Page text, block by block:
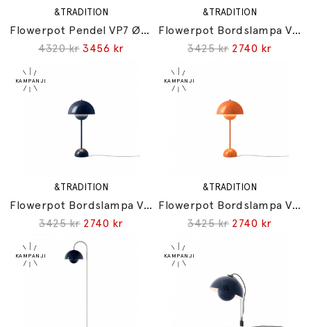
&TRADITION
Flowerpot Pendel VP7 Ø37cm Zesty Orange
4320 kr 3456 kr
&TRADITION
Flowerpot Bordslampa VP3 Ivory
3425 kr 2740 kr
&TRADITION
Flowerpot Bordslampa VP3 Steel Blue
3425 kr 2740 kr
&TRADITION
Flowerpot Bordslampa VP3 Zesty Orange
3425 kr 2740 kr